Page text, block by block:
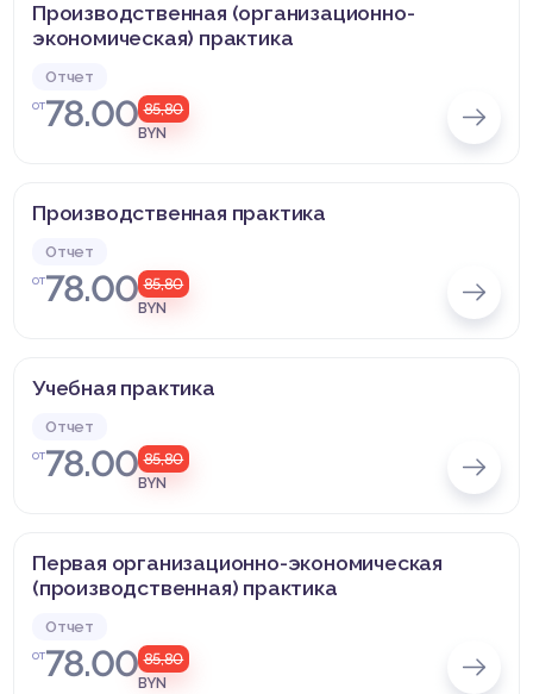
Производственная (организационно-
экономическая) практика
Отчет
от78.00 85,80
BYN
Производственная практика
Отчет
от78.00 85,80
BYN
Учебная практика
Отчет
от78.00 85,80
BYN
Первая организационно-экономическая
(производственная) практика
Отчет
от78.00 85,80
BYN